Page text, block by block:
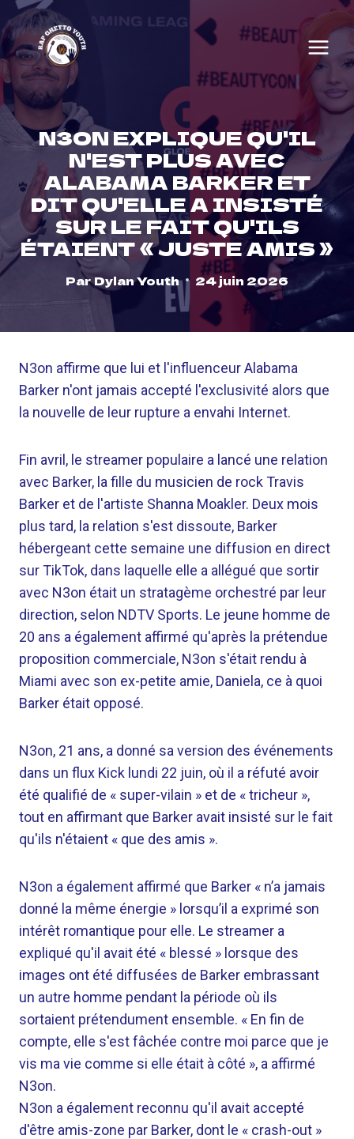
Skip
to
content
N3ON EXPLIQUE QU'IL
N'EST PLUS AVEC
ALABAMA BARKER ET
DIT QU'ELLE A INSISTÉ
SUR LE FAIT QU'ILS
ÉTAIENT « JUSTE AMIS »
Par Dylan Youth 24 juin 2026
N3on affirme que lui et l'influenceur Alabama
Barker n'ont jamais accepté l'exclusivité alors que
la nouvelle de leur rupture a envahi Internet.
Fin avril, le streamer populaire a lancé une relation
avec Barker, la fille du musicien de rock Travis
Barker et de l'artiste Shanna Moakler. Deux mois
plus tard, la relation s'est dissoute, Barker
hébergeant cette semaine une diffusion en direct
sur TikTok, dans laquelle elle a allégué que sortir
avec N3on était un stratagème orchestré par leur
direction, selon NDTV Sports. Le jeune homme de
20 ans a également affirmé qu'après la prétendue
proposition commerciale, N3on s'était rendu à
Miami avec son ex-petite amie, Daniela, ce à quoi
Barker était opposé.
N3on, 21 ans, a donné sa version des événements
dans un flux Kick lundi 22 juin, où il a réfuté avoir
été qualifié de « super-vilain » et de « tricheur »,
tout en affirmant que Barker avait insisté sur le fait
qu'ils n'étaient « que des amis ».
N3on a également affirmé que Barker « n’a jamais
donné la même énergie » lorsqu’il a exprimé son
intérêt romantique pour elle. Le streamer a
expliqué qu'il avait été « blessé » lorsque des
images ont été diffusées de Barker embrassant
un autre homme pendant la période où ils
sortaient prétendument ensemble. « En fin de
compte, elle s'est fâchée contre moi parce que je
vis ma vie comme si elle était à côté », a affirmé
N3on.
N3on a également reconnu qu'il avait accepté
d'être amis-zone par Barker, dont le « crash-out »